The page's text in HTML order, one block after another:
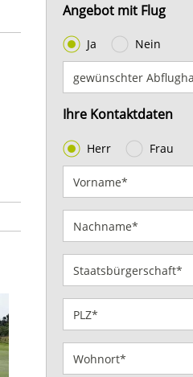
Angebot mit Flug
Ja Nein
Ihre Kontaktdaten
Herr Frau